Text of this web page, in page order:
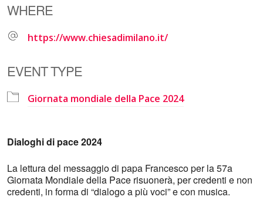
WHERE
https://www.chiesadimilano.it/
EVENT TYPE
Giornata mondiale della Pace 2024
Dialoghi di pace 2024
La lettura del messaggio di papa Francesco per la 57a
Giornata Mondiale della Pace risuonerà, per credenti e non
credenti, in forma di “dialogo a più voci” e con musica.